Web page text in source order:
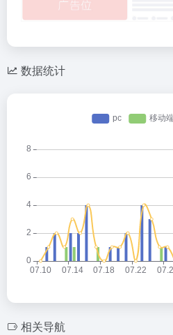
数据统计
相关导航